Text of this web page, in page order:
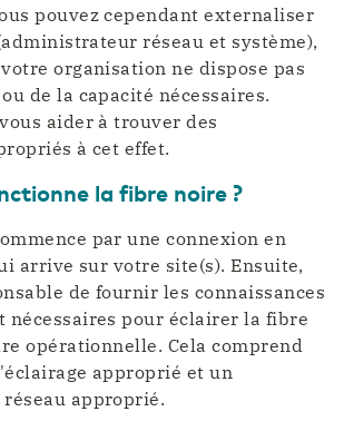
pouvez cependant externaliser
réseau et système),
organisation ne dispose pas
de la capacité nécessaires.
aider à trouver des
à cet effet.
la fibre noire ?
par une connexion en
arrive sur votre site(s). Ensuite,
de fournir les connaissances
nécessaires pour éclairer la fibre
opérationnelle. Cela comprend
approprié et un
approprié.